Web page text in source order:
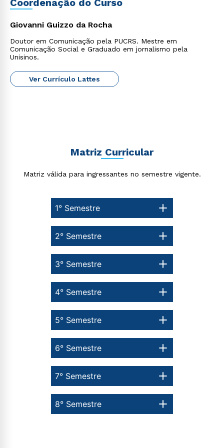
Coordenação do Curso
Giovanni Guizzo da Rocha
Doutor em Comunicação pela PUCRS. Mestre em
Comunicação Social e Graduado em jornalismo pela
Unisinos.
Ver Currículo Lattes
Matriz Curricular
Matriz válida para ingressantes no semestre vigente.
1° Semestre
8° Semestre
7° Semestre
6° Semestre
5° Semestre
4° Semestre
3° Semestre
2° Semestre
Rápido e fácil
WhatsApp
Estou de acordo com a Política de Privacidade.
autorizo que meus dados sejam utilizados para o